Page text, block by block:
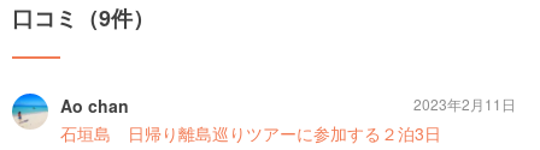
口コミ（9件）
Ao chan
石垣島 日帰り離島巡りツアーに参加する２泊3日
2023年2月11日